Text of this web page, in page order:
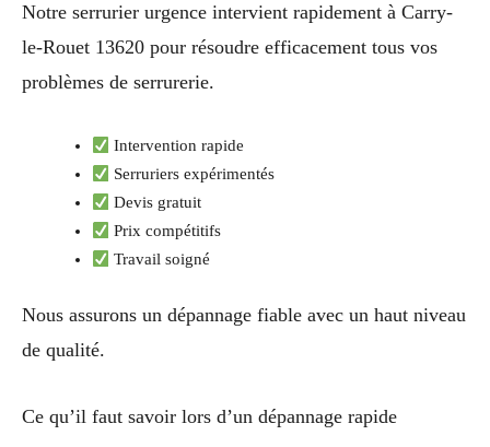
Notre serrurier urgence intervient rapidement à Carry-
le-Rouet 13620 pour résoudre efficacement tous vos
problèmes de serrurerie.
Intervention rapide
Serruriers expérimentés
Devis gratuit
Prix compétitifs
Travail soigné
Nous assurons un dépannage fiable avec un haut niveau
de qualité.
Ce qu’il faut savoir lors d’un dépannage rapide